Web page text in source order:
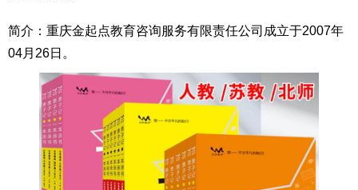
简介：重庆金起点教育咨询服务有限责任公司成立于2007年
04月26日。